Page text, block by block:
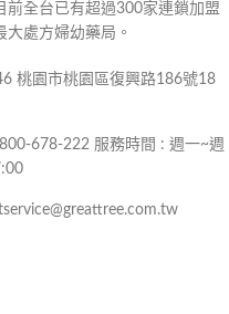
前全台已有超過300家連鎖加盟
大處方婦幼藥局。
桃園市桃園區復興路186號18
678-222 服務時間 : 週一~週